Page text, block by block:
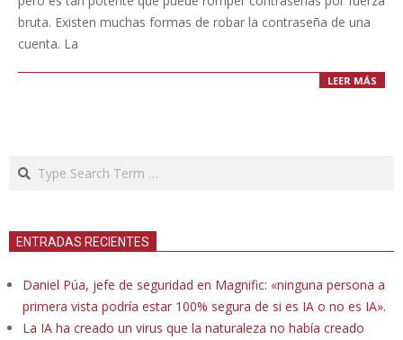
bruta. Existen muchas formas de robar la contraseña de una
cuenta. La
LEER MÁS
Search
ENTRADAS RECIENTES
Daniel Púa, jefe de seguridad en Magnific: «ninguna persona a
primera vista podría estar 100% segura de si es IA o no es IA».
La IA ha creado un virus que la naturaleza no había creado